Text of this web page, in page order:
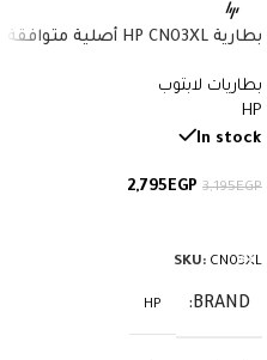
بطارية HP CN03XL أصلية متوافقة
سعة 57.9 واط/ساعة
بطاريات لابتوب
HP
In stock
3,195EGP
2,795EGP
SKU: CN03XL
BRAND
HP